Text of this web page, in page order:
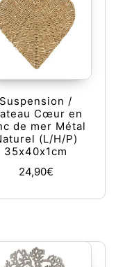
: 20,00€.
Suspension /
Cœur en
de mer Métal
(L/H/P)
35x40x1cm
24,90€